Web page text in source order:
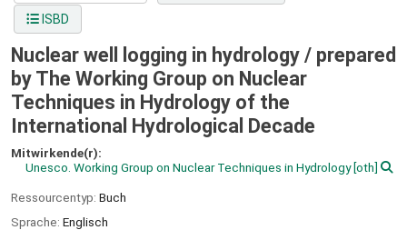
ISBD
Nuclear well logging in hydrology / prepared
by The Working Group on Nuclear
Techniques in Hydrology of the
International Hydrological Decade
Mitwirkende(r):
Unesco. Working Group on Nuclear Techniques in Hydrology[oth]
Ressourcentyp: Buch
Sprache: Englisch